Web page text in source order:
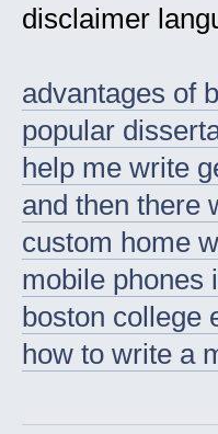
disclaimer
advantages of
popular
help me write
and then there
custom home
mobile phones
boston college
how to write a